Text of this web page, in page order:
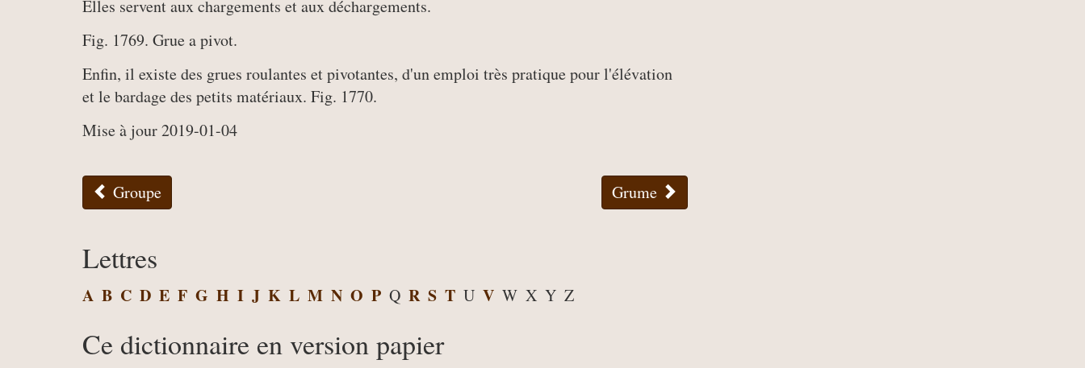
Elles servent aux chargements et aux déchargements.
Fig. 1769. Grue a pivot.
Enfin, il existe des grues roulantes et pivotantes, d'un emploi très pratique pour l'élévation
et le bardage des petits matériaux. Fig. 1770.
Mise à jour 2019-01-04
Groupe Grume
Lettres
A B C D E F G H I J K L M N O P Q R S T U V W X Y Z
Ce dictionnaire en version papier